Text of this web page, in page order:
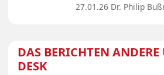
27.01.26 Dr. Philip
DAS BERICHTEN ANDERE
DESK